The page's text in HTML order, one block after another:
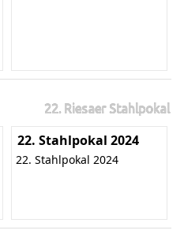
22. Riesaer Stahlpokal
22. Stahlpokal 2024
22. Stahlpokal 2024